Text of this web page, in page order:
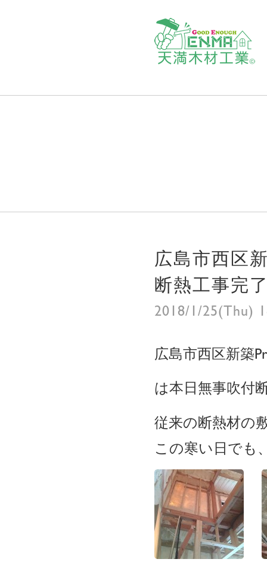
広島市西区
断熱工事完
2018/1/25(Thu)
広島市西区新築
は本日無事吹付
従来の断熱材の
この寒い日でも